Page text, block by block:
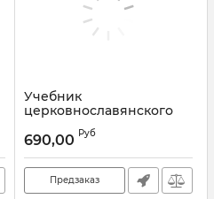
Учебник
церковнославянского
языка. Мороз А.Б.
Артикул: 20169
690,00 Руб
Предзаказ